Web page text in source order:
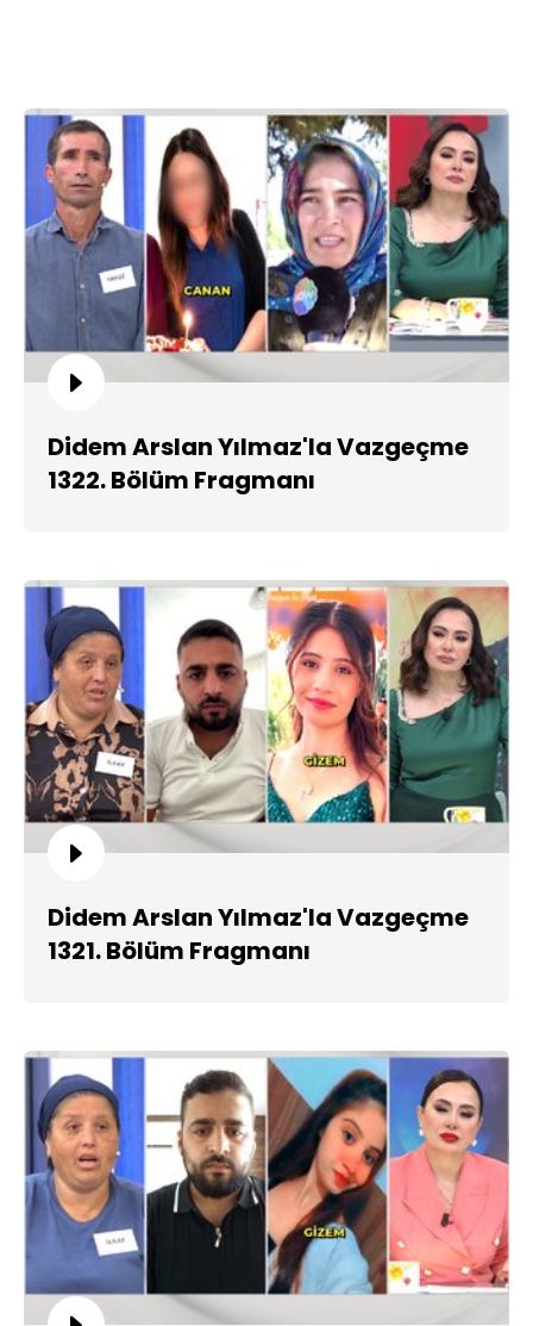
Didem Arslan Yılmaz'la Vazgeçme
1322. Bölüm Fragmanı
Didem Arslan Yılmaz'la Vazgeçme
1321. Bölüm Fragmanı